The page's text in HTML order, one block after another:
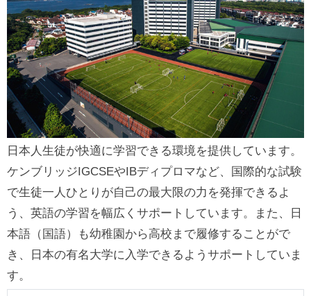
日本人生徒が快適に学習できる環境を提供しています。
ケンブリッジIGCSEやIBディプロマなど、国際的な試験
で生徒一人ひとりが自己の最大限の力を発揮できるよ
う、英語の学習を幅広くサポートしています。また、日
本語（国語）も幼稚園から高校まで履修することがで
き、日本の有名大学に入学できるようサポートしていま
す。